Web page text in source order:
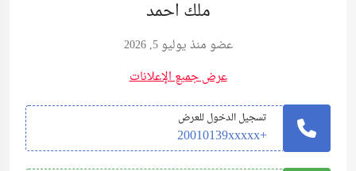
ملك احمد
عضو منذ يوليو 5, 2026
عرض جميع الإعلانات
تسجيل الدخول للعرض
+20010139xxxxx